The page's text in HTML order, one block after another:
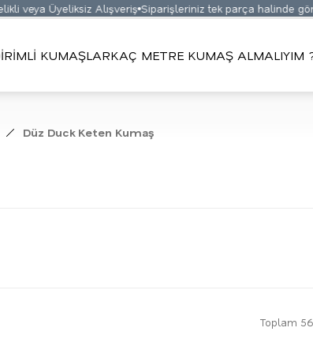
Üyeliksiz Alışveriş Siparişleriniz tek parça halinde
KUMAŞLARKAÇ METRE KUMAŞ ALMALIYIM
Düz Duck Keten Kumaş
Toplam